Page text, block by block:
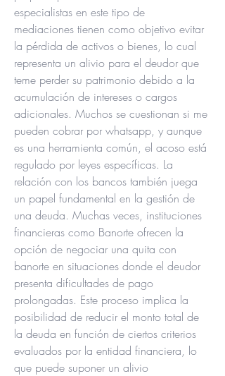
especialistas en este tipo de
mediaciones tienen como objetivo evitar
la pérdida de activos o bienes, lo cual
representa un alivio para el deudor que
teme perder su patrimonio debido a la
acumulación de intereses o cargos
adicionales. Muchos se cuestionan si me
pueden cobrar por whatsapp, y aunque
es una herramienta común, el acoso está
regulado por leyes específicas. La
relación con los bancos también juega
un papel fundamental en la gestión de
una deuda. Muchas veces, instituciones
financieras como Banorte ofrecen la
opción de negociar una quita con
banorte en situaciones donde el deudor
presenta dificultades de pago
prolongadas. Este proceso implica la
posibilidad de reducir el monto total de
la deuda en función de ciertos criterios
evaluados por la entidad financiera, lo
que puede suponer un alivio